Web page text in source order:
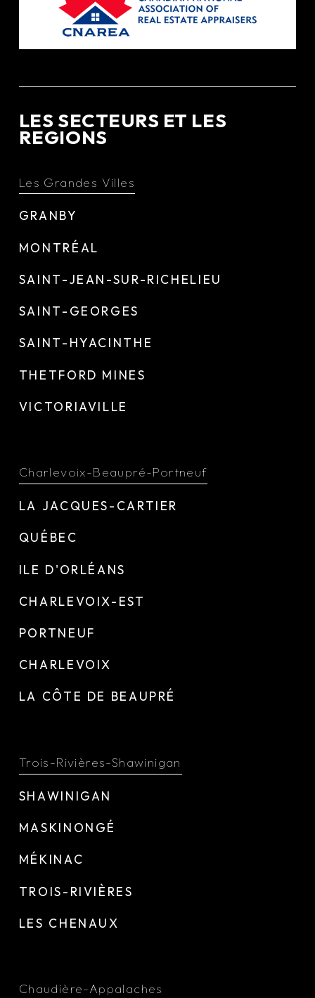
LES SECTEURS ET LES
REGIONS
Les Grandes Villes
GRANBY
MONTRÉAL
SAINT-JEAN-SUR-RICHELIEU
SAINT-GEORGES
SAINT-HYACINTHE
THETFORD MINES
VICTORIAVILLE
Charlevoix-Beaupré-Portneuf
LA JACQUES-CARTIER
QUÉBEC
ILE D'ORLÉANS
CHARLEVOIX-EST
PORTNEUF
CHARLEVOIX
LA CÔTE DE BEAUPRÉ
Trois-Rivières-Shawinigan
SHAWINIGAN
MASKINONGÉ
MÉKINAC
TROIS-RIVIÈRES
LES CHENAUX
Chaudière-Appalaches